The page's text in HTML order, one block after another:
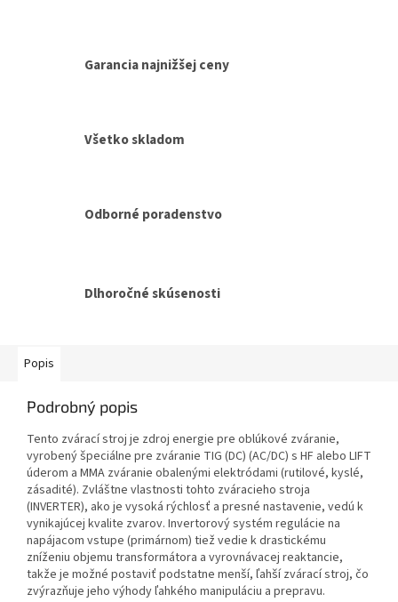
Garancia najnižšej ceny
Všetko skladom
Odborné poradenstvo
Dlhoročné skúsenosti
Popis
Podrobný popis
Tento zvárací stroj je zdroj energie pre oblúkové zváranie,
vyrobený špeciálne pre zváranie TIG (DC) (AC/DC) s HF alebo LIFT
úderom a MMA zváranie obalenými elektródami (rutilové, kyslé,
zásadité). Zvláštne vlastnosti tohto zváracieho stroja
(INVERTER), ako je vysoká rýchlosť a presné nastavenie, vedú k
vynikajúcej kvalite zvarov. Invertorový systém regulácie na
napájacom vstupe (primárnom) tiež vedie k drastickému
zníženiu objemu transformátora a vyrovnávacej reaktancie,
takže je možné postaviť podstatne menší, ľahší zvárací stroj, čo
zvýrazňuje jeho výhody ľahkého manipuláciu a prepravu.